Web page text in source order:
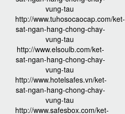
vung-tau
http://www.tuhosocaocap.com/ket-
sat-ngan-hang-chong-chay-
vung-tau
http://www.elsoulb.com/ket-
sat-ngan-hang-chong-chay-
vung-tau
http://www.hotelsafes.vn/ket-
sat-ngan-hang-chong-chay-
vung-tau
http://www.safesbox.com/ket-